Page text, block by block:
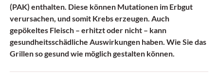
(PAK) enthalten. Diese können Mutationen im Erbgut
verursachen, und somit Krebs erzeugen. Auch
gepökeltes Fleisch – erhitzt oder nicht – kann
gesundheitsschädliche Auswirkungen haben. Wie Sie das
Grillen so gesund wie möglich gestalten können.